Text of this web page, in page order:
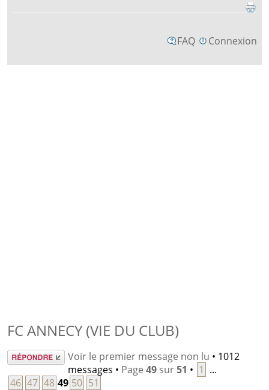
FAQ Connexion
FC ANNECY (VIE DU CLUB)
Répondre Voir le premier message non lu • 1012
messages • Page 49sur51 • 1 ...
46 47 48 49 50 51